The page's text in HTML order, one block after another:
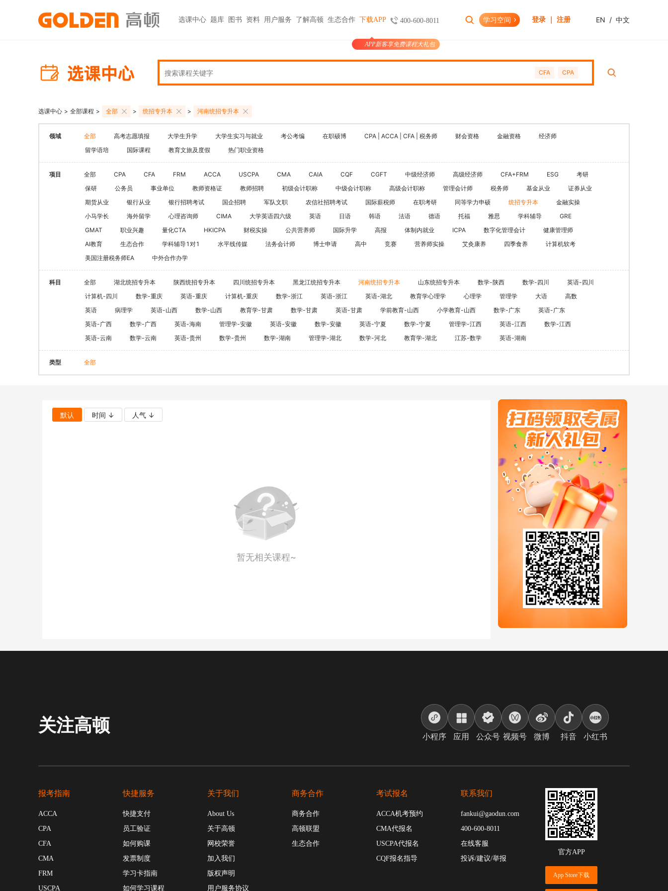
选课中心
金融资格
基金从业
银行从业
CFA+FRM
CQF(国际量化金融证书)
CGFT（特许全球金融科技师）
CAIA(特许另类投资分析师）
HOT
大学生升学
考研 HOT
大学英语四六级
保研 HOT
热门职业资格
心理咨询师
健康管理师
社会工作师
国际薪税师
AI教育
教育文旅及度假
海外研游学
大学生实习与就业
小马学长
国际课程
紫藤国际 NEW
CPA | ACCA | CFA | 税务师
CPA
考公考编
公务员 HOT
国企招聘
留学语培
海外留学
GMAT
日语
韩语
法语
财会资格
初级会计职称
CPA(注册会计师)
管理会计师
ACCA HOT
数字化管理会计
在职硕博
在职考研
博士申请
题库 图书
初级职称
CPA（注册会计师） HOT
税务师
中级经济师
实践与管理
ACCA
CFA
FRM
官方商城
资料 用户服务
ACCA
CFA
CMA
FRM
USCPA
快捷支付
如何购课
网上支付
发票制度
如何学习课程
考试报名
CQF报名指导 考试资讯
了解高顿 生态合作 下载APP
APP新客享免费课程大礼包
400-600-8011 学习空间 登录 ｜ 注册 EN / 中文
CFA CPA
选课中心 > 全部课程 > 全部 > 统招专升本 > 河南统招专升本
领域 全部 高考志愿填报 大学生升学 大学生实习与就业 考公考编 在职硕博 CPA | ACCA | CFA | 税务师 财会资格 金融资格
经济师
留学语培
国际课程 教育文旅及度假 热门职业资格
项目 全部 CPA CFA FRM ACCA USCPA CMA CAIA CQF CGFT 中级经济师 高级经济师 CFA+FRM ESG
考研
保研
公务员 事业单位 教师资格证 教师招聘 初级会计职称 中级会计职称 高级会计职称 管理会计师 税务师 基金从业
证券从业
期货从业
银行从业 银行招聘考试 国企招聘 军队文职 农信社招聘考试 国际薪税师 在职考研 同等学力申硕 统招专升本
金融实操
小马学长
海外留学 心理咨询师 CIMA 大学英语四六级 英语 日语 韩语 法语 德语 托福 雅思 学科辅导
GRE
GMAT
职业兴趣 量化CTA HKICPA 财税实操 公共营养师 国际升学 高报 体制内就业 ICPA 数字化管理会计
健康管理师
AI教育
生态合作 学科辅导1对1 水平线传媒 法务会计师 博士申请 高中 竞赛 营养师实操 艾灸康养 四季食养
计算机软考
美国注册税务师EA
中外合作办学
科目 全部 湖北统招专升本 陕西统招专升本 四川统招专升本 黑龙江统招专升本 河南统招专升本 山东统招专升本 数学-陕西 数学-四川
英语-四川
计算机-四川
数学-重庆 英语-重庆 计算机-重庆 数学-浙江 英语-浙江 英语-湖北 教育学心理学 心理学 管理学 大语
高数
英语
病理学 英语-山西 数学-山西 教育学-甘肃 数学-甘肃 英语-甘肃 学前教育-山西 小学教育-山西 数学-广东
英语-广东
英语-广西
数学-广西 英语-海南 管理学-安徽 英语-安徽 数学-安徽 英语-宁夏 数学-宁夏 管理学-江西 英语-江西
数学-江西
英语-云南
数学-云南 英语-贵州 数学-贵州 数学-湖南 管理学-湖北 数学-河北 教育学-湖北 江苏-数学 英语-湖南
类型 全部
默认 时间 ↓ 人气 ↓
暂无相关课程~
关注高顿
小程序 应用 公众号 视频号 微博 抖音 小红书
报考指南
ACCA
CPA
CFA
CMA
FRM
USCPA
快捷服务
快捷支付
员工验证
如何购课
发票制度
学习卡指南
如何学习课程
关于我们
About Us
关于高顿
网校荣誉
加入我们
版权声明
用户服务协议
商务合作
商务合作
高顿联盟
生态合作
考试报名
ACCA机考预约
CMA代报名
USCPA代报名
CQF报名指导
联系我们
fankui@gaodun.com
400-600-8011
在线客服
投诉/建议/举报
官方APP
App Store下载